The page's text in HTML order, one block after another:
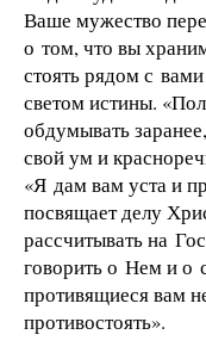
Ваше мужество
о том, что вы
стоять рядом с
светом истины.
обдумывать
свой ум и
«Я дам вам уста и
посвящает делу
рассчитывать на
говорить о Нем и о
противящиеся вам
противостоять».